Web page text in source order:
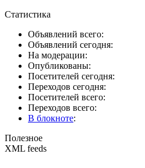
Статистика
Объявлений всего:
Объявлений сегодня:
На модерации:
Опубликованы:
Посетителей сегодня:
Переходов сегодня:
Посетителей всего:
Переходов всего:
В блокноте:
Полезное
XML feeds